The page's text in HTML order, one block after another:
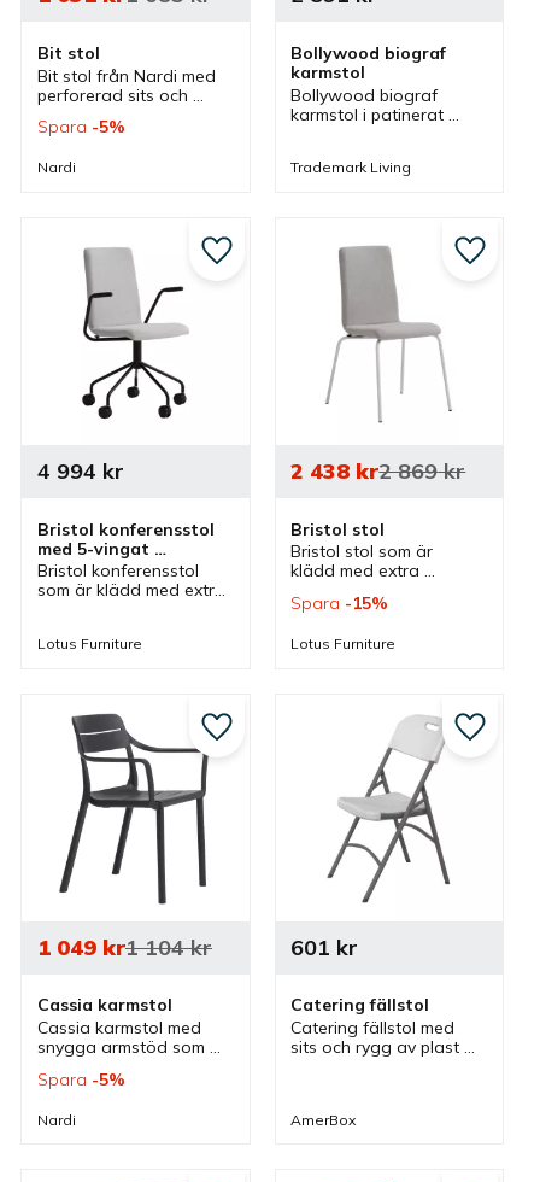
Bit stol
Bit stol från Nardi med
perforerad sits och
flera färger. Stolen är
bra både inomhus som
Spara 5%
Nardi
Bollywood biograf
karmstol
Bollywood biograf
karmstol i patinerat
biografer men även
Trademark Living
till i favoriter
Bristol konferensstol
med 5-vingat
hjulstativ
Bristol konferensstol
som är klädd med extra
och passar bra i olika
4 994 kr
Lotus Furniture
Lägg till i favoriter
Bristol stol
Bristol stol som är
klädd med extra
erbjuder extra komfort
konferens, lunchrum och
2 438 kr2 869kr
Spara 15%
Lotus Furniture
Lägg
till i favoriter
Cassia karmstol
Cassia karmstol med
snygga armstöd som
lameller med
komfortabel design som
1 049kr1 104kr
Spara 5%
Nardi
Lägg till i favoriter
Catering fällstol
Catering fällstol med
sits och rygg av plast
transport och förvaring.
601 kr
AmerBox
Lägg